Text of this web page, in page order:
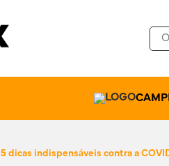
5 dicas indispensáveis contra a